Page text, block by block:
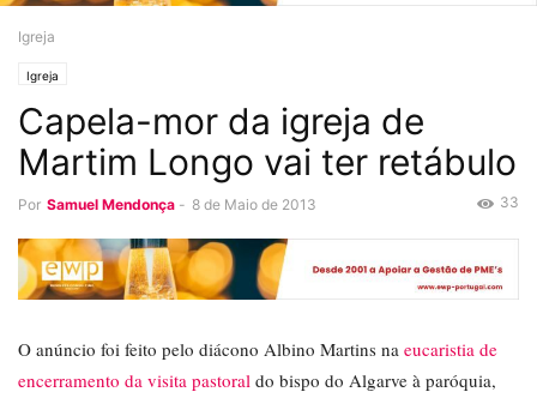
Igreja
Igreja
Capela-mor da igreja de
Martim Longo vai ter retábulo
Por Samuel Mendonça - 8 de Maio de 2013 33
O anúncio foi feito pelo diácono Albino Martins na eucaristia de
encerramento da visita pastoral do bispo do Algarve à paróquia,